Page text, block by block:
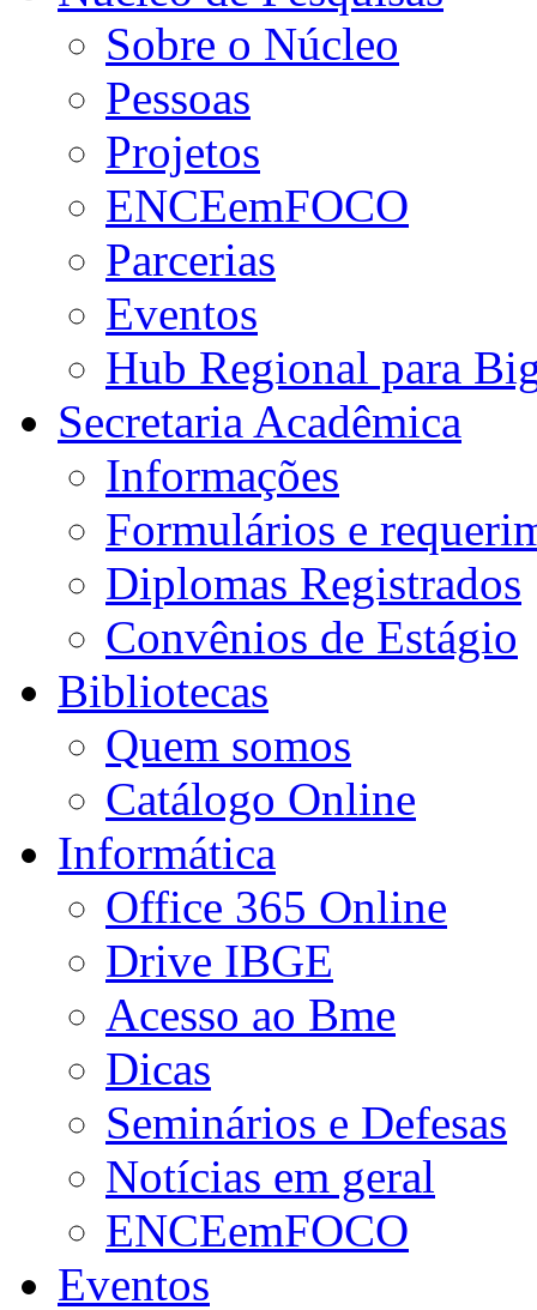
Sobre o Núcleo
Pessoas
Projetos
ENCEemFOCO
Parcerias
Eventos
Hub Regional para
Secretaria Acadêmica
Informações
Formulários e
Diplomas Registrados
Convênios de Estágio
Bibliotecas
Quem somos
Catálogo Online
Informática
Office 365 Online
Drive IBGE
Acesso ao Bme
Dicas
Seminários e Defesas
Notícias em geral
ENCEemFOCO
Eventos